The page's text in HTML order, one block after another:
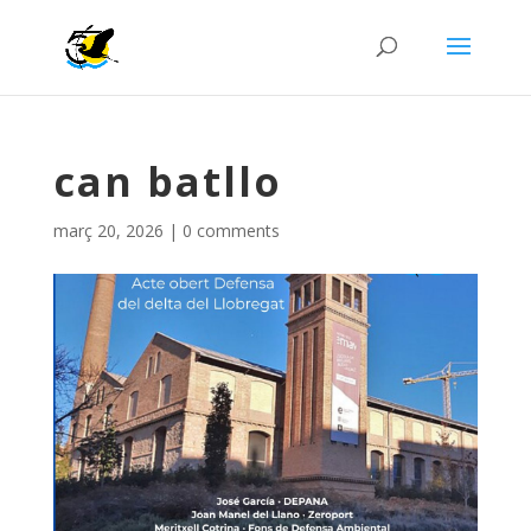
can batllo
març 20, 2026 | 0 comments